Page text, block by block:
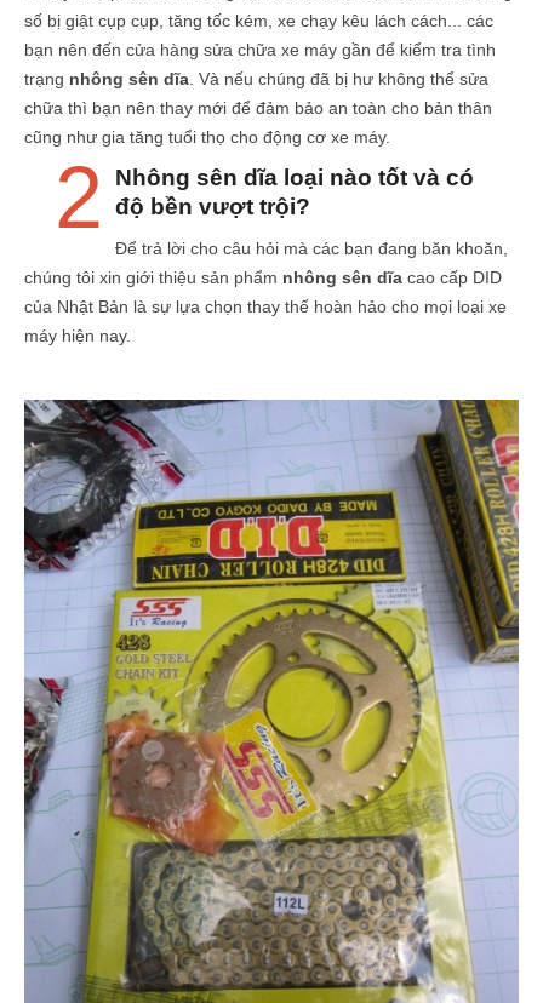
số bị giật cụp cụp, tăng tốc kém, xe chạy kêu lách cách... các
bạn nên đến cửa hàng sửa chữa xe máy gần để kiểm tra tình
trạng nhông sên dĩa . Và nếu chúng đã bị hư không thể sửa
chữa thì bạn nên thay mới để đảm bảo an toàn cho bản thân
cũng như gia tăng tuổi thọ cho động cơ xe máy.
2
Nhông sên dĩa loại nào tốt và có
độ bền vượt trội?
Để trả lời cho câu hỏi mà các bạn đang băn khoăn,
chúng tôi xin giới thiệu sản phẩm nhông sên dĩa cao cấp DID
của Nhật Bản là sự lựa chọn thay thế hoàn hảo cho mọi loại xe
máy hiện nay.